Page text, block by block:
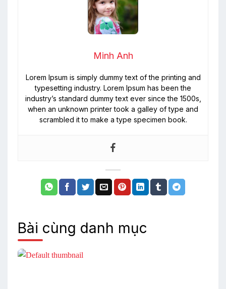
Minh Anh
Lorem Ipsum is simply dummy text of the printing and
typesetting industry. Lorem Ipsum has been the
industry’s standard dummy text ever since the 1500s,
when an unknown printer took a galley of type and
scrambled it to make a type specimen book.
Bài cùng danh mục